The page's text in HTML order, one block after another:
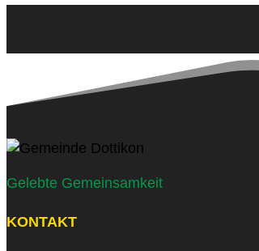
Gelebte Gemeinsamkeit
KONTAKT